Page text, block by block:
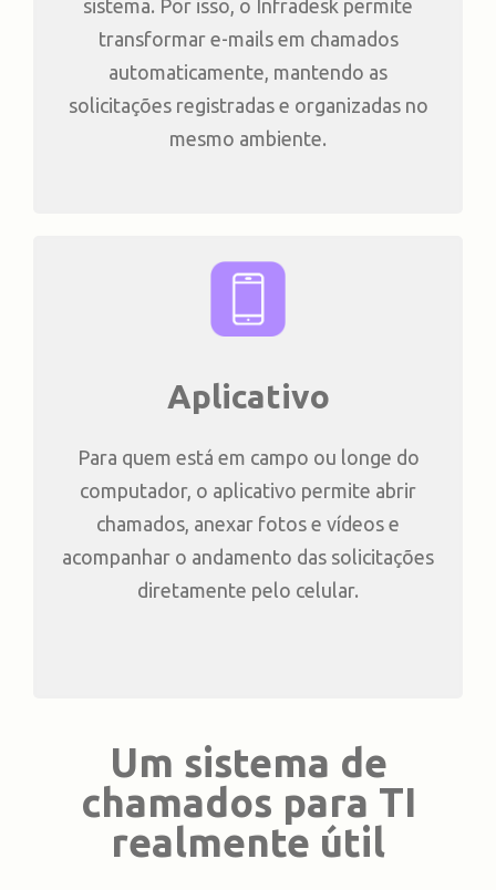
sistema. Por isso, o Infradesk permite
transformar e-mails em chamados
automaticamente, mantendo as
solicitações registradas e organizadas no
mesmo ambiente.
Aplicativo
Para quem está em campo ou longe do
computador, o aplicativo permite abrir
chamados, anexar fotos e vídeos e
acompanhar o andamento das solicitações
diretamente pelo celular.
Um sistema de
chamados para TI
realmente útil